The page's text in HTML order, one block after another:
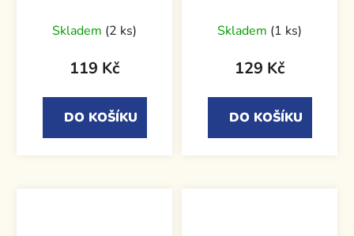
války
Skladem (2 ks)
119 Kč
DO KOŠÍKU
Skladem (1 ks)
129 Kč
DO KOŠÍKU